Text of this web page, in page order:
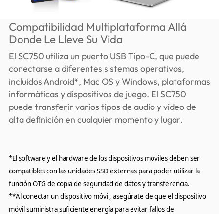
Compatibilidad Multiplataforma Allá
Donde Le Lleve Su Vida
El SC750 utiliza un puerto USB Tipo-C, que puede
conectarse a diferentes sistemas operativos,
incluidos Android*, Mac OS y Windows, plataformas
informáticas y dispositivos de juego. El SC750
puede transferir varios tipos de audio y vídeo de
alta definición en cualquier momento y lugar.
*El software y el hardware de los dispositivos móviles deben ser
compatibles con las unidades SSD externas para poder utilizar la
función OTG de copia de seguridad de datos y transferencia.
**Al conectar un dispositivo móvil, asegúrate de que el dispositivo
móvil suministra suficiente energía para evitar fallos de